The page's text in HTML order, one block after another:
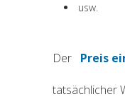
usw.
Der Preis
tatsächlicher